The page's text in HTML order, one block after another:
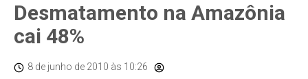
Desmatamento na Amazônia
cai 48%
8 de junho de 2010 às 10:26